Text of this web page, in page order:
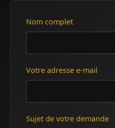
Nom complet
Votre adresse e-mail
Sujet de votre demande